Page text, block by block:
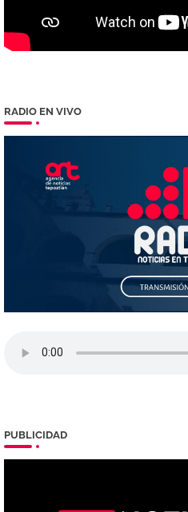
RADIO EN VIVO
PUBLICIDAD